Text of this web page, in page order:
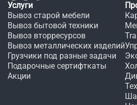
Услуги
Вывоз старой мебели
Вывоз бытовой техники
Вывоз вторресурсов
Вывоз металлических изделий
Грузчики под разные задачи
Подарочные сертифткаты
Акции